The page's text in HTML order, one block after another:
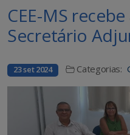
CEE-MS
Secretário
23 set 2024 Categorias: